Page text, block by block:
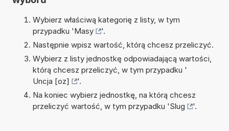
Wybierz właściwą kategorię z listy, w tym
przypadku 'Masy
'.
Następnie wpisz wartość, którą chcesz przeliczyć.
Wybierz z listy jednostkę odpowiadającą wartości,
którą chcesz przeliczyć, w tym przypadku '
Uncja [oz]
'.
Na koniec wybierz jednostkę, na którą chcesz
przeliczyć wartość, w tym przypadku 'Slug '.